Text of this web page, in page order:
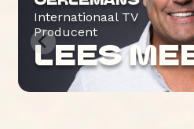
Internationaal TV
Producent
LEES